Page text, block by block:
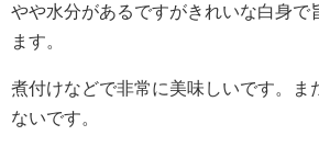
やや水分があるですがきれいな白身で
ます。
煮付けなどで非常に美味しいです。ま
ないです。